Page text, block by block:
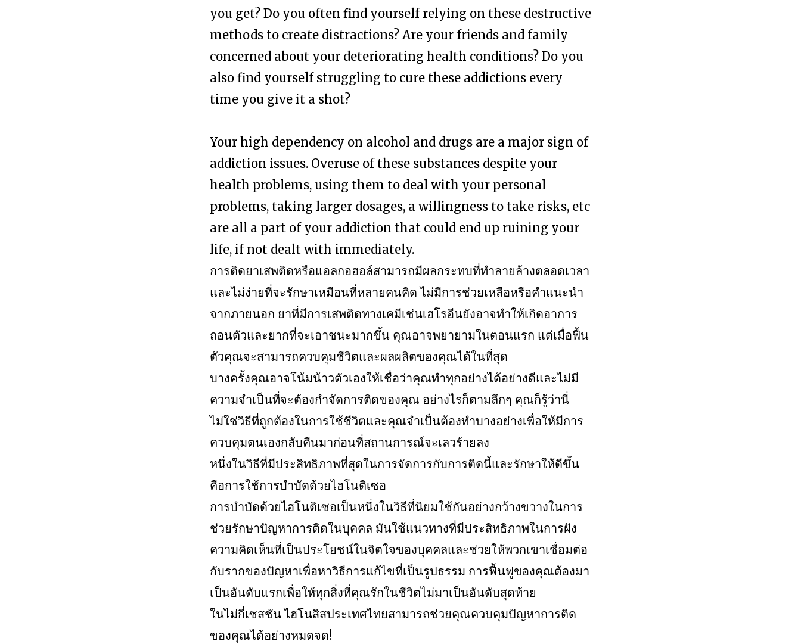
you get? Do you often find yourself relying on these destructive
methods to create distractions? Are your friends and family
concerned about your deteriorating health conditions? Do you
also find yourself struggling to cure these addictions every
time you give it a shot?
Your high dependency on alcohol and drugs are a major sign of
addiction issues. Overuse of these substances despite your
health problems, using them to deal with your personal
problems, taking larger dosages, a willingness to take risks, etc
are all a part of your addiction that could end up ruining your
life, if not dealt with immediately.
การติดยาเสพติดหรือแอลกอฮอล์สามารถมีผลกระทบที่ทำลายล้างตลอดเวลา
และไม่ง่ายที่จะรักษาเหมือนที่หลายคนคิด ไม่มีการช่วยเหลือหรือคำแนะนำ
จากภายนอก ยาที่มีการเสพติดทางเคมีเช่นเฮโรอีนยังอาจทำให้เกิดอาการ
ถอนตัวและยากที่จะเอาชนะมากขึ้น คุณอาจพยายามในตอนแรก แต่เมื่อฟื้น
ตัวคุณจะสามารถควบคุมชีวิตและผลผลิตของคุณได้ในที่สุด
บางครั้งคุณอาจโน้มน้าวตัวเองให้เชื่อว่าคุณทำทุกอย่างได้อย่างดีและไม่มี
ความจำเป็นที่จะต้องกำจัดการติดของคุณ อย่างไรก็ตามลึกๆ คุณก็รู้ว่านี่
ไม่ใช่วิธีที่ถูกต้องในการใช้ชีวิตและคุณจำเป็นต้องทำบางอย่างเพื่อให้มีการ
ควบคุมตนเองกลับคืนมาก่อนที่สถานการณ์จะเลวร้ายลง
หนึ่งในวิธีที่มีประสิทธิภาพที่สุดในการจัดการกับการติดนี้และรักษาให้ดีขึ้น
คือการใช้การบำบัดด้วยไฮโนติเซอ
การบำบัดด้วยไฮโนติเซอเป็นหนึ่งในวิธีที่นิยมใช้กันอย่างกว้างขวางในการ
ช่วยรักษาปัญหาการติดในบุคคล มันใช้แนวทางที่มีประสิทธิภาพในการฝัง
ความคิดเห็นที่เป็นประโยชน์ในจิตใจของบุคคลและช่วยให้พวกเขาเชื่อมต่อ
กับรากของปัญหาเพื่อหาวิธีการแก้ไขที่เป็นรูปธรรม การฟื้นฟูของคุณต้องมา
เป็นอันดับแรกเพื่อให้ทุกสิ่งที่คุณรักในชีวิตไม่มาเป็นอันดับสุดท้าย
ในไม่กี่เซสชัน ไฮโนสิสประเทศไทยสามารถช่วยคุณควบคุมปัญหาการติด
ของคุณได้อย่างหมดจด!